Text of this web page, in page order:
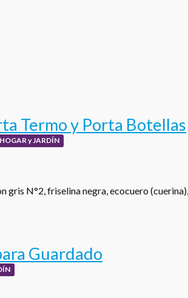
Termo y Porta Botellas
y JARDÍN
gris N°2, friselina negra, ecocuero
Guardado